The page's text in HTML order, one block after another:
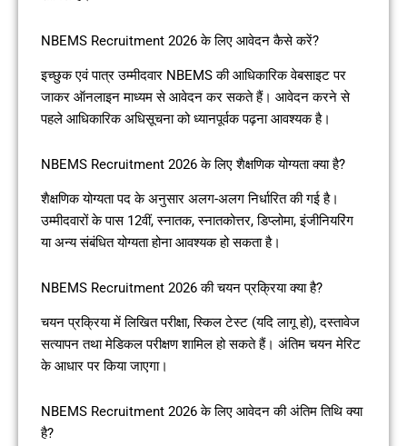
NBEMS Recruitment 2026 के लिए आवेदन कैसे करें?
इच्छुक एवं पात्र उम्मीदवार NBEMS की आधिकारिक वेबसाइट पर
जाकर ऑनलाइन माध्यम से आवेदन कर सकते हैं। आवेदन करने से
पहले आधिकारिक अधिसूचना को ध्यानपूर्वक पढ़ना आवश्यक है।
NBEMS Recruitment 2026 के लिए शैक्षणिक योग्यता क्या है?
शैक्षणिक योग्यता पद के अनुसार अलग-अलग निर्धारित की गई है।
उम्मीदवारों के पास 12वीं, स्नातक, स्नातकोत्तर, डिप्लोमा, इंजीनियरिंग
या अन्य संबंधित योग्यता होना आवश्यक हो सकता है।
NBEMS Recruitment 2026 की चयन प्रक्रिया क्या है?
चयन प्रक्रिया में लिखित परीक्षा, स्किल टेस्ट (यदि लागू हो), दस्तावेज
सत्यापन तथा मेडिकल परीक्षण शामिल हो सकते हैं। अंतिम चयन मेरिट
के आधार पर किया जाएगा।
NBEMS Recruitment 2026 के लिए आवेदन की अंतिम तिथि क्या
है?